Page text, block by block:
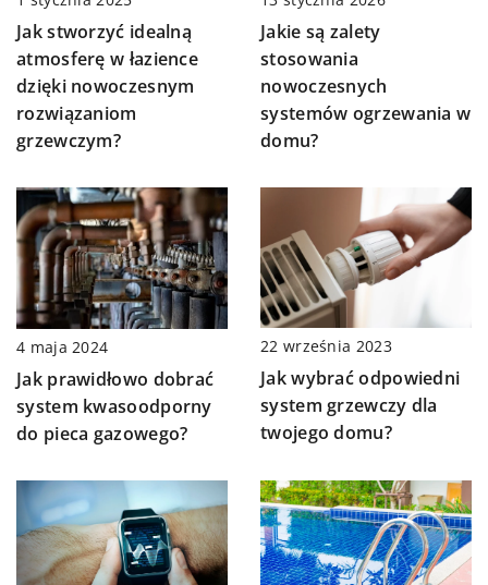
Jak stworzyć idealną
atmosferę w łazience
dzięki nowoczesnym
rozwiązaniom
grzewczym?
Jakie są zalety
stosowania
nowoczesnych
systemów ogrzewania w
domu?
4 maja 2024
Jak prawidłowo dobrać
system kwasoodporny
do pieca gazowego?
22 września 2023
Jak wybrać odpowiedni
system grzewczy dla
twojego domu?